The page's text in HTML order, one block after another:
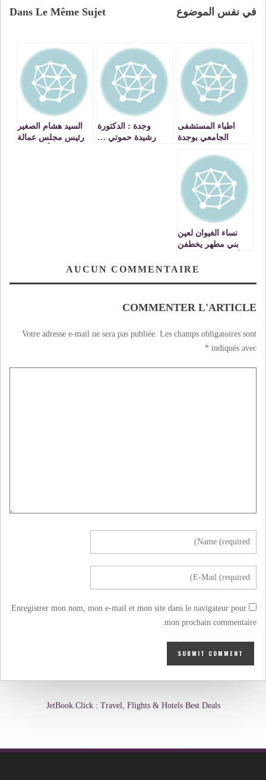
Dans Le Même Sujet في نفس الموضوع
اطباء المستشفى
الجامعي بوجدة
الفارابي من موت
محقق بعد تدهور
حالتها الصحية
وجدة : الدكتورة
رشيدة حموتي …
السيد هشام الصغير
رئيس مجلس عمالة
نساء الغيوان لعين
بني مطهر يخطفن
AUCUN COMMENTAIRE
COMMENTER L'ARTICLE
Votre adresse e-mail ne sera pas publiée. Les champs obligatoires sont
indiqués avec
*
Enregistrer mon nom, mon e-mail et mon site dans le navigateur pour
mon prochain commentaire.
JetBook.Click : Travel, Flights & Hotels Best Deals